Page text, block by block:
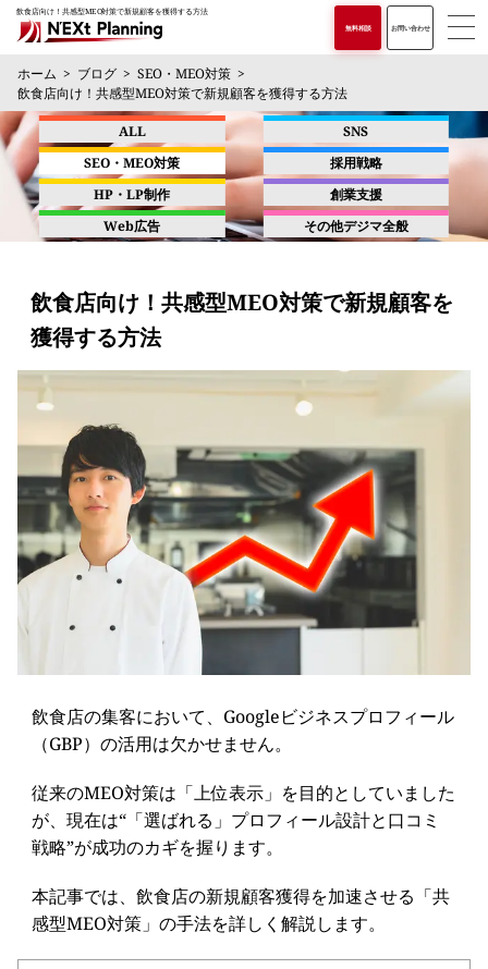
飲食店向け！共感型MEO対策で新規顧客を獲得する方法
無料相談 お問い合わせ
ホーム ブログ
SEO・MEO対策
飲食店向け！共感型MEO対策で新規顧客を獲得する方法
ALL
SEO・MEO対策
HP・LP制作
Web広告
SNS
採用戦略
創業支援
その他デジマ全般
飲食店向け！共感型MEO対策で新規顧客を
獲得する方法
飲食店の集客において、Googleビジネスプロフィール
（GBP）の活用は欠かせません。
従来のMEO対策は「上位表示」を目的としていました
が、現在は“「選ばれる」プロフィール設計と口コミ
戦略”が成功のカギを握ります。
本記事では、飲食店の新規顧客獲得を加速させる「共
感型MEO対策」の手法を詳しく解説します。